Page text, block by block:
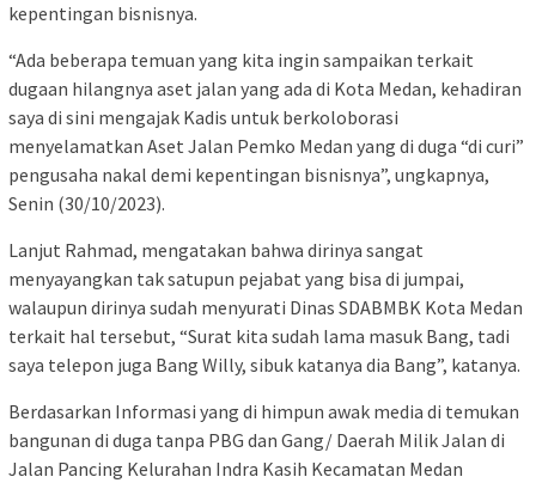
kepentingan bisnisnya.
“Ada beberapa temuan yang kita ingin sampaikan terkait
dugaan hilangnya aset jalan yang ada di Kota Medan, kehadiran
saya di sini mengajak Kadis untuk berkoloborasi
menyelamatkan Aset Jalan Pemko Medan yang di duga “di curi”
pengusaha nakal demi kepentingan bisnisnya”, ungkapnya,
Senin (30/10/2023).
Lanjut Rahmad, mengatakan bahwa dirinya sangat
menyayangkan tak satupun pejabat yang bisa di jumpai,
walaupun dirinya sudah menyurati Dinas SDABMBK Kota Medan
terkait hal tersebut, “Surat kita sudah lama masuk Bang, tadi
saya telepon juga Bang Willy, sibuk katanya dia Bang”, katanya.
Berdasarkan Informasi yang di himpun awak media di temukan
bangunan di duga tanpa PBG dan Gang/ Daerah Milik Jalan di
Jalan Pancing Kelurahan Indra Kasih Kecamatan Medan